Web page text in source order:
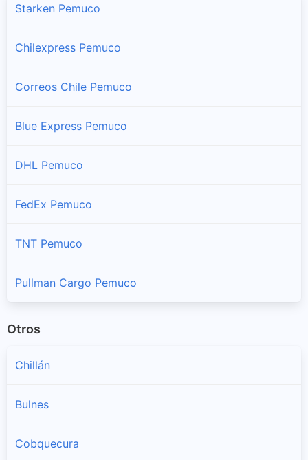
Starken Pemuco
Chilexpress Pemuco
Correos Chile Pemuco
Blue Express Pemuco
DHL Pemuco
FedEx Pemuco
TNT Pemuco
Pullman Cargo Pemuco
Otros
Chillán
Bulnes
Cobquecura